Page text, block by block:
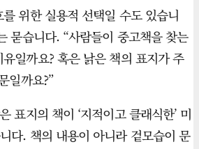
위한 실용적 선택일 수도 있습니
묻습니다. “사람들이 중고책을 찾는
일까요? 혹은 낡은 책의 표지가 주
일까요?”
표지의 책이 ‘지적이고 클래식한’ 미
다. 책의 내용이 아니라 겉모습이 문